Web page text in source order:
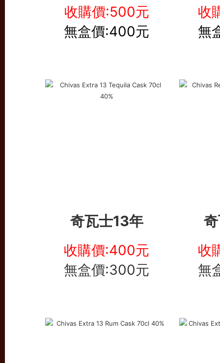
收購價:500元
無盒價:400元
收
無
奇瓦士13年
收購價:400元
無盒價:300元
收
無